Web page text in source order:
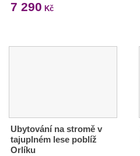
7 290 Kč
Ubytování na stromě v
tajuplném lese poblíž
Orlíku